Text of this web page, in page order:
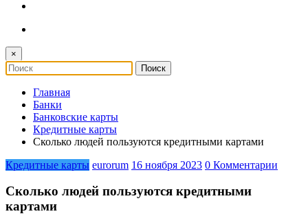
×
Главная
Банки
Банковские карты
Кредитные карты
Сколько людей пользуются кредитными картами
Кредитные карты eurorum 16 ноября 2023 0 Комментарии
Сколько людей пользуются кредитными
картами